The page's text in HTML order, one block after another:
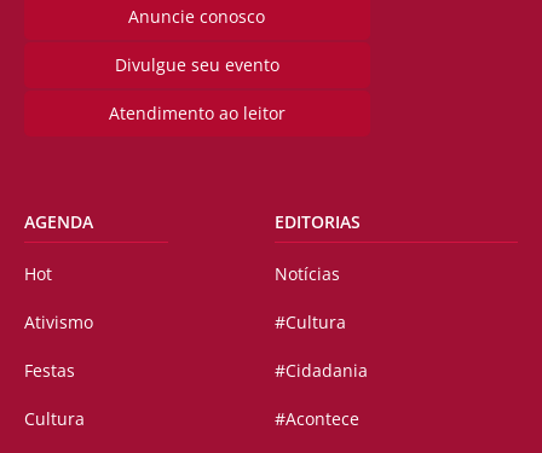
Anuncie conosco
Divulgue seu evento
Atendimento ao leitor
AGENDA
Hot
Ativismo
Festas
Cultura
EDITORIAS
Notícias
#Cultura
#Cidadania
#Acontece